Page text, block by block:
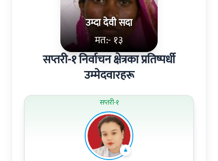
उम्दा देवी सदा
मत:- १३
सप्तरी-१ निर्वाचन क्षेत्रका प्रतिष्पर्धी
उम्मेदवारहरू
सप्तरी-१